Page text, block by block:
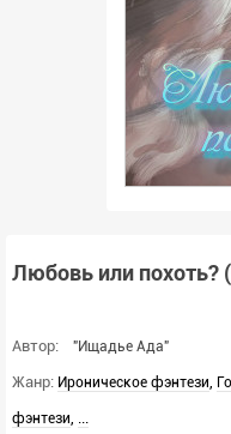
Любовь или похоть?
Автор: "Ищадье Ада"
Жанр: Ироническое фэнтези,
фэнтези, ...